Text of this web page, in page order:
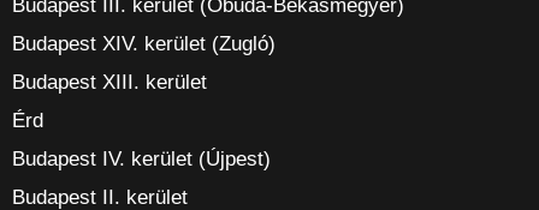
Budapest III. kerület (Óbuda-Békásmegyer)
Budapest XIV. kerület (Zugló)
Budapest XIII. kerület
Érd
Budapest IV. kerület (Újpest)
Budapest II. kerület